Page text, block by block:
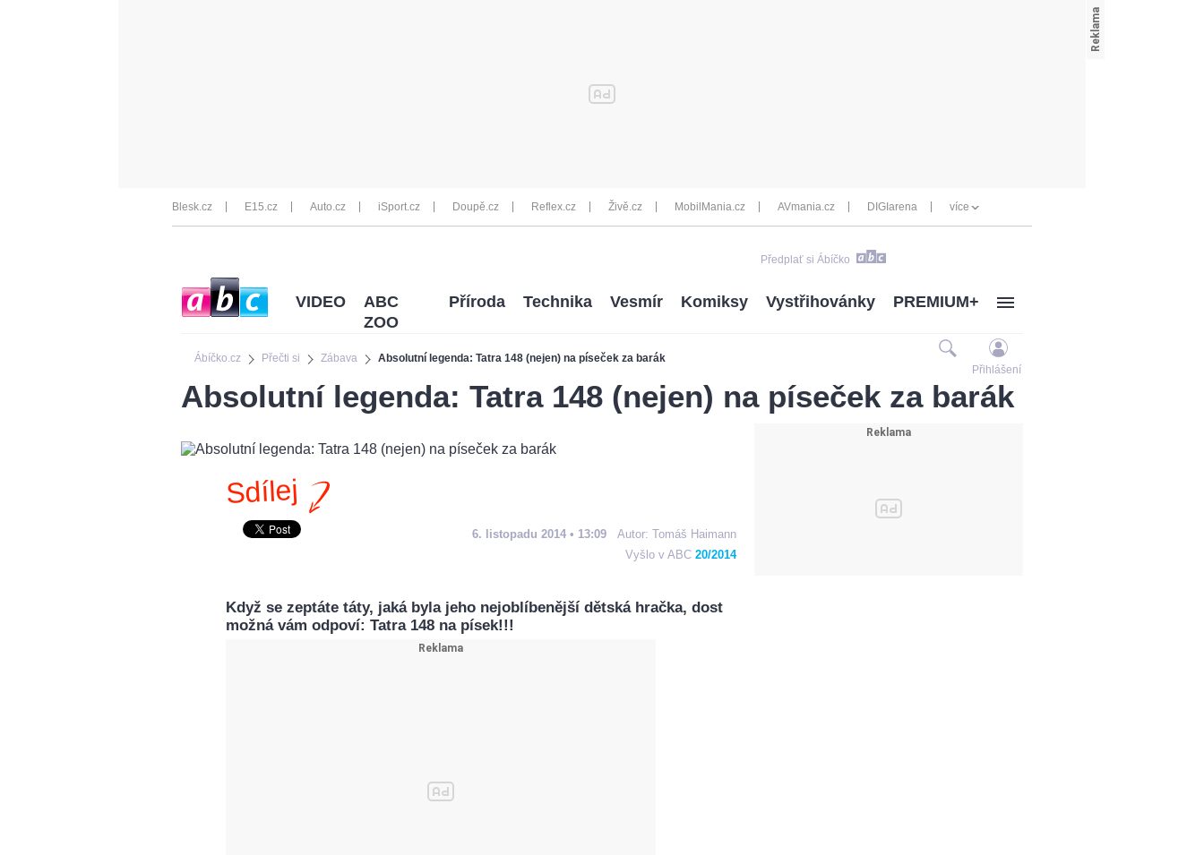
Blesk.cz E15.cz Auto.cz iSport.cz Doupě.cz Reflex.cz Živě.cz MobilMania.cz AVmania.cz DIGIarena více
Předplať si Ábíčko
Ábíčko.cz Přečti si Zábava Absolutní legenda: Tatra 148 (nejen) na píseček za barák
VIDEO
ABC
ZOO
Příroda Technika Vesmír Komiksy Vystřihovánky PREMIUM+
Přihlášení
Absolutní legenda: Tatra 148 (nejen) na píseček za barák
Sdílej
6. listopadu 2014 • 13:09 Autor: Tomáš Haimann
Vyšlo v ABC 20/2014
Když se zeptáte táty, jaká byla jeho nejoblíbenější dětská hračka, dost
možná vám odpoví: Tatra 148 na písek!!!